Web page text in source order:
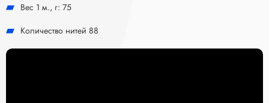
Вес 1 м., г: 75
Количество нитей 88